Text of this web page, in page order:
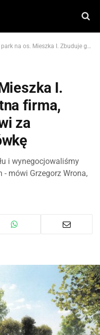
Mieszka I. Zbuduje go prywatna firma, miasto wydzierżawi za symboliczną złotówkę
I.
firma,
za
i wynegocjowaliśmy
mówi Grzegorz Wrona,